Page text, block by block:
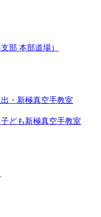
部 本部道場）
・新極真空手教室
ども新極真空手教室